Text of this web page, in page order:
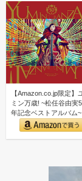
【Amazon.co.jp限定】
ミン万歳! ~松任谷由実
年記念ベストアルバム~
回限…